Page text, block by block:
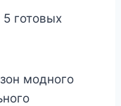
модного